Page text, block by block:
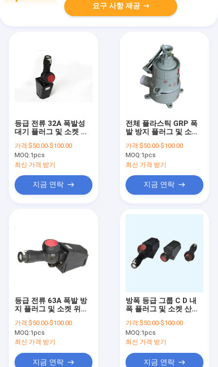
요구 사항 제공
등급 전류 32A 폭발성
대기 플러그 및 소켓 폭
역에서 전력을 보장
가격:$50.00-$100.00
MOQ:1pcs
최신 가격 받기
지금 연락
전체 플라스틱 GRP 폭
발 방지 플러그 및 소켓
한 산업 환경에서 이상
적입니다.
가격:$50.00-$100.00
MOQ:1pcs
최신 가격 받기
지금 연락
등급 전류 63A 폭발 방
지 플러그 및 소켓 위험
Ex Db Eb IIC T6 Gb 전
원 연결
가격:$50.00-$100.00
MOQ:1pcs
최신 가격 받기
지금 연락
방폭 등급 그룹 C D 내
폭 플러그 및 소켓 산업
성 안전 인증
가격:$50.00-$100.00
MOQ:1pcs
최신 가격 받기
지금 연락